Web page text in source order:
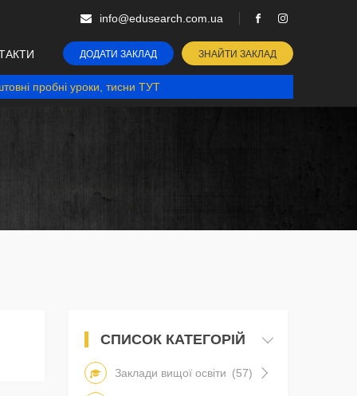
info@edusearch.com.ua
ДОДАТИ ЗАКЛАД ЗНАЙТИ ЗАКЛАД
пробні уроки, тисни ТУТ
СПИСОК КАТЕГОРІЙ
Заклади вищої освіти (57)